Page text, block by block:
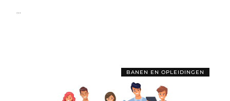
...
BANEN EN OPLEIDINGEN